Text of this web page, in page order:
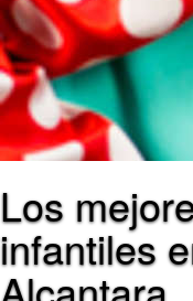
Los
infantiles